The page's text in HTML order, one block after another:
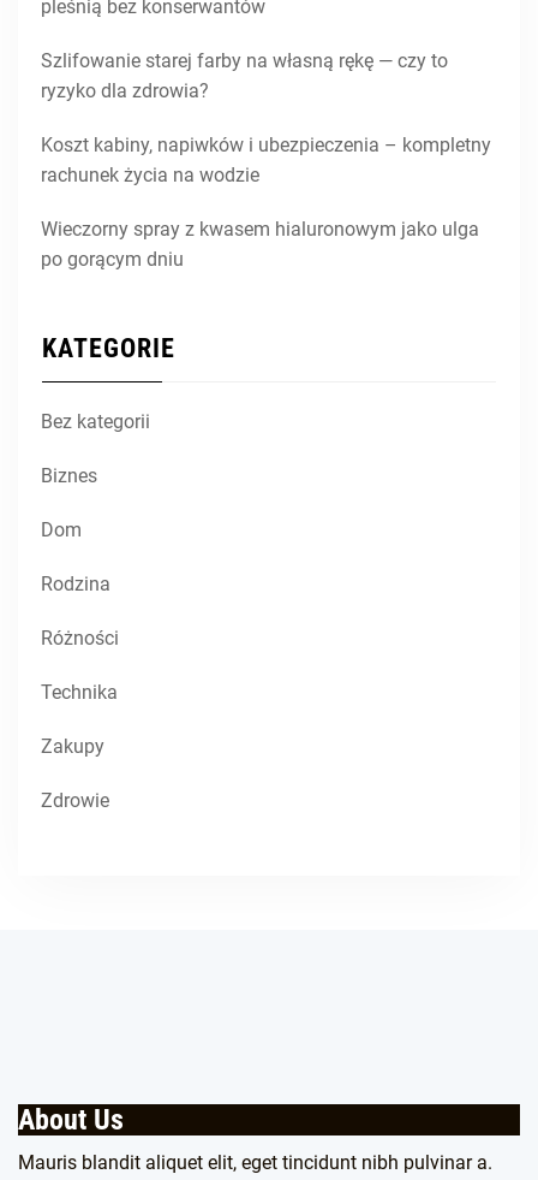
pleśnią bez konserwantów
Szlifowanie starej farby na własną rękę — czy to
ryzyko dla zdrowia?
Koszt kabiny, napiwków i ubezpieczenia – kompletny
rachunek życia na wodzie
Wieczorny spray z kwasem hialuronowym jako ulga
po gorącym dniu
KATEGORIE
Bez kategorii
Biznes
Dom
Rodzina
Różności
Technika
Zakupy
Zdrowie
About Us
Mauris blandit aliquet elit, eget tincidunt nibh pulvinar a.